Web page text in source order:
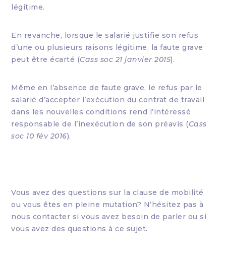
légitime.
En revanche, lorsque le salarié justifie son refus
d’une ou plusieurs raisons légitime, la faute grave
peut être écarté (Cass soc 21 janvier 2015).
Même en l’absence de faute grave, le refus par le
salarié d’accepter l’exécution du contrat de travail
dans les nouvelles conditions rend l’intéressé
responsable de l’inexécution de son préavis (Cass
soc 10 fév 2016).
Vous avez des questions sur la clause de mobilité
ou vous êtes en pleine mutation? N’hésitez pas à
nous contacter si vous avez besoin de parler ou si
vous avez des questions à ce sujet.